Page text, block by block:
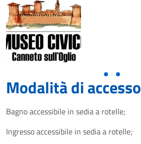
Modalità di accesso
Bagno accessibile in sedia a rotelle;
Ingresso accessibile in sedia a rotelle;